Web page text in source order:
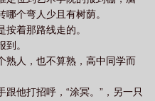
个弯人少且有树荫。
着那路线走的。
。
熟人，也不算熟，高中同学而
他打招呼，“涂冥。”，另一只